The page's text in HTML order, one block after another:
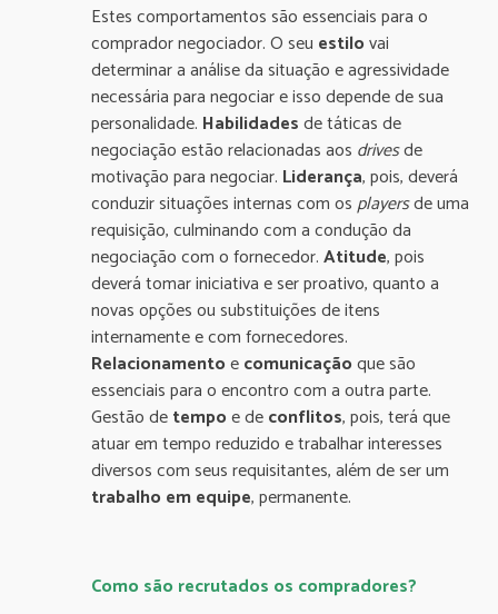
Estes comportamentos são essenciais para o
comprador negociador. O seu estilovai
determinar a análise da situação e agressividade
necessária para negociar e isso depende de sua
personalidade. Habilidadesde táticas de
negociação estão relacionadas aos drivesde
motivação para negociar. Liderança, pois, deverá
conduzir situações internas com osplayersde uma
requisição, culminando com a condução da
negociação com o fornecedor.Atitude, pois
deverá tomar iniciativa e ser proativo, quanto a
novas opções ou substituições de itens
internamente e com fornecedores.
Relacionamentoecomunicaçãoque são
essenciais para o encontro com a outra parte.
Gestão detempoe deconflitos, pois, terá que
atuar em tempo reduzido e trabalhar interesses
diversos com seus requisitantes, além de ser um
trabalho em equipe, permanente.
Como são recrutados os compradores?